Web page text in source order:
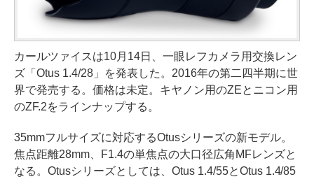
カールツァイスは10月14日、一眼レフカメラ用交換レン
ズ「Otus 1.4/28」を発表した。2016年の第二四半期に世
界で発売する。価格は未定。キヤノン用のZEとニコン用
のZF.2をラインナップする。
35mmフルサイズに対応するOtusシリーズの新モデル。
焦点距離28mm、F1.4の単焦点の大口径広角MFレンズと
なる。Otusシリーズとしては、Otus 1.4/55とOtus 1.4/85